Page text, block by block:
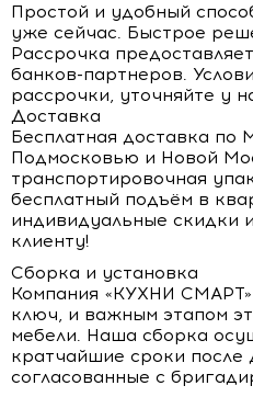
Простой и удобный
уже сейчас. Быстрое
Рассрочка
банков-партнеров.
рассрочки, уточняйте у
Доставка
Бесплатная доставка по
Подмосковью и Новой
транспортировочная
бесплатный подъём в
индивидуальные скидки
клиенту!
Сборка и установка
Компания «КУХНИ
ключ, и важным этапом
мебели. Наша сборка
кратчайшие сроки после
согласованные с